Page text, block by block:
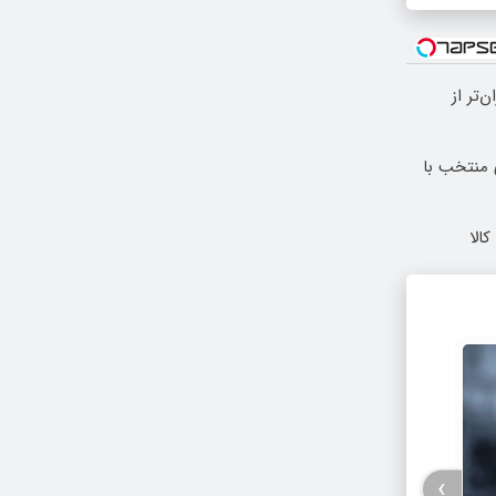
از
منتخب با